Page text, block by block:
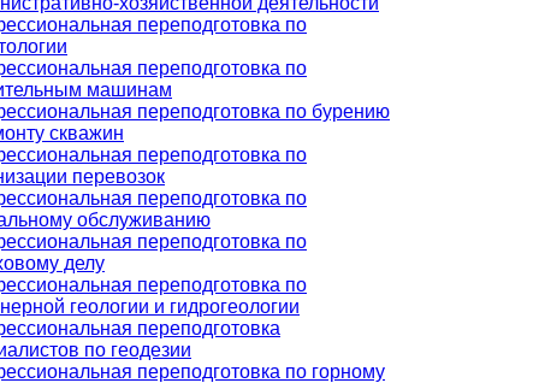
переподготовка по
переподготовка по
машинам
переподготовка по бурению
скважин
переподготовка по
перевозок
переподготовка по
обслуживанию
переподготовка по
делу
переподготовка по
геологии и гидрогеологии
переподготовка
по геодезии
переподготовка по горному